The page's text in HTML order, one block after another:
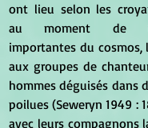
ont lieu selon les
au moment de
importantes du cosmos,
aux groupes de
hommes déguisés dans
poilues (Seweryn 1949 :
avec leurs compagnons